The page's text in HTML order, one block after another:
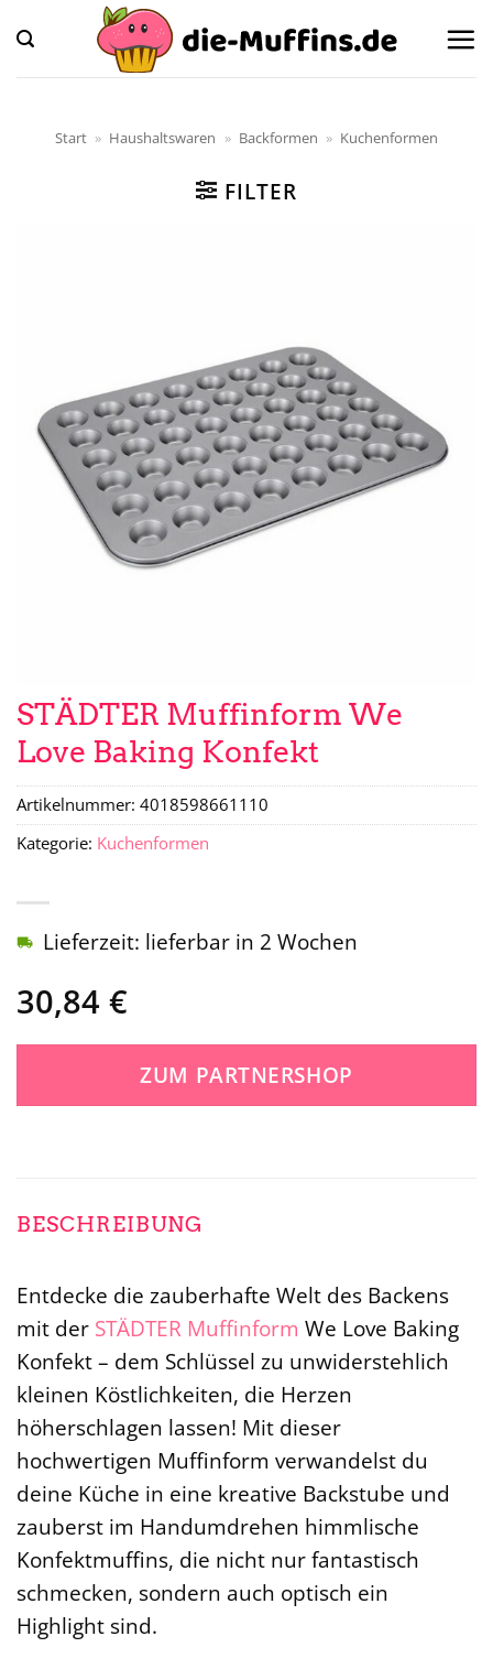
Inhalt
springen
Start » Haushaltswaren » Backformen » Kuchenformen
FILTER
STÄDTER Muffinform We
Love Baking Konfekt
30,84 €
Lieferzeit: lieferbar in 2 Wochen
ZUM PARTNERSHOP
Artikelnummer: 4018598661110
Kategorie: Kuchenformen
BESCHREIBUNG
Entdecke die zauberhafte Welt des Backens
mit der STÄDTER Muffinform We Love Baking
Konfekt – dem Schlüssel zu unwiderstehlich
kleinen Köstlichkeiten, die Herzen
höherschlagen lassen! Mit dieser
hochwertigen Muffinform verwandelst du
deine Küche in eine kreative Backstube und
zauberst im Handumdrehen himmlische
Konfektmuffins, die nicht nur fantastisch
schmecken, sondern auch optisch ein
Highlight sind.